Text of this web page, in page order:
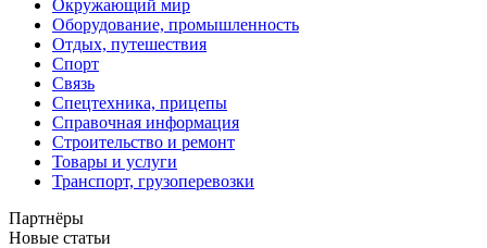
Окружающий мир
Оборудование, промышленность
Отдых, путешествия
Спорт
Связь
Спецтехника, прицепы
Справочная информация
Строительство и ремонт
Товары и услуги
Транспорт, грузоперевозки
Партнёры
Новые статьи